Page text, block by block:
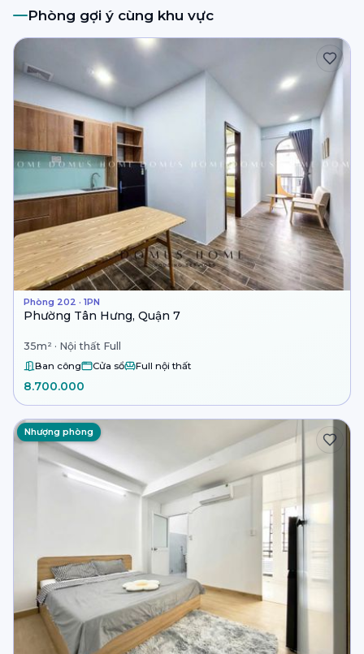
Phòng gợi ý cùng khu vực
Phòng 202 · 1PN
Phường Tân Hưng, Quận 7
35m² · Nội thất Full
Ban công Cửa sổ Full nội thất
8.700.000
Nhượng phòng